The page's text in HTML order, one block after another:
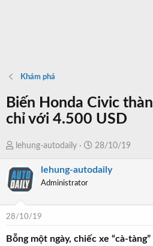
Khám phá
Biến Honda Civic
chỉ với 4.500 USD
T
r
e
d
t
lehung-autodaily
N
à
đ
28/10/19
lehung-autodaily
Administrator
28/10/19
Bỗng một ngày, chiếc xe “cà-